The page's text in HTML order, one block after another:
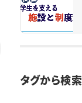
タグから検索